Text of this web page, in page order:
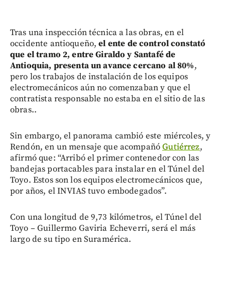
Tras una inspección técnica a las obras, en el
occidente antioqueño,el ente de control constató
que el tramo 2, entre Giraldo y Santafé de
Antioquia, presenta un avance cercano al 80%,
pero los trabajos de instalación de los equipos
electromecánicos aún no comenzaban y que el
contratista responsable no estaba en el sitio de las
obras..
Sin embargo, el panorama cambió este miércoles, y
Rendón, en un mensaje que acompañóGutiérrez,
afirmó que: “Arribó el primer contenedor con las
bandejas portacables para instalar en el Túnel del
Toyo. Estos son los equipos electromecánicos que,
por años, el INVIAS tuvo embodegados”.
Con una longitud de 9,73 kilómetros, el Túnel del
Toyo – Guillermo Gaviria Echeverri, será el más
largo de su tipo en Suramérica.